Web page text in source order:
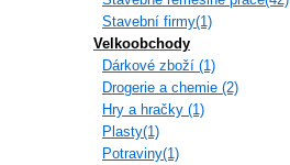
Stavební firmy(1)
Velkoobchody
Dárkové zboží (1)
Drogerie a chemie (2)
Hry a hračky (1)
Plasty(1)
Potraviny(1)